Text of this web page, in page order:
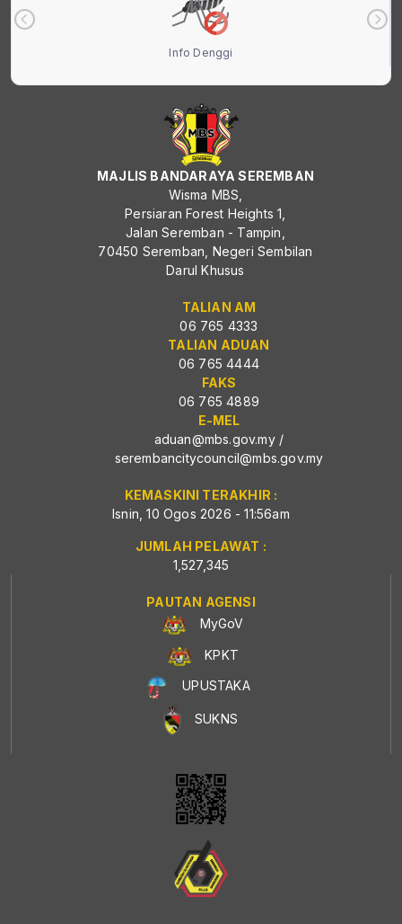
Info Denggi
MAJLIS BANDARAYA SEREMBAN
Wisma MBS,
Persiaran Forest Heights 1,
Jalan Seremban - Tampin,
70450 Seremban, Negeri Sembilan
Darul Khusus
TALIAN AM
06 765 4333
TALIAN ADUAN
06 765 4444
FAKS
06 765 4889
E-MEL
aduan@mbs.gov.my/
serembancitycouncil@mbs.gov.my
KEMASKINI TERAKHIR :
Isnin, 10 Ogos 2026 - 11:56am
JUMLAH PELAWAT :
1,527,345
PAUTAN AGENSI
MyGoV
KPKT
UPUSTAKA
SUKNS